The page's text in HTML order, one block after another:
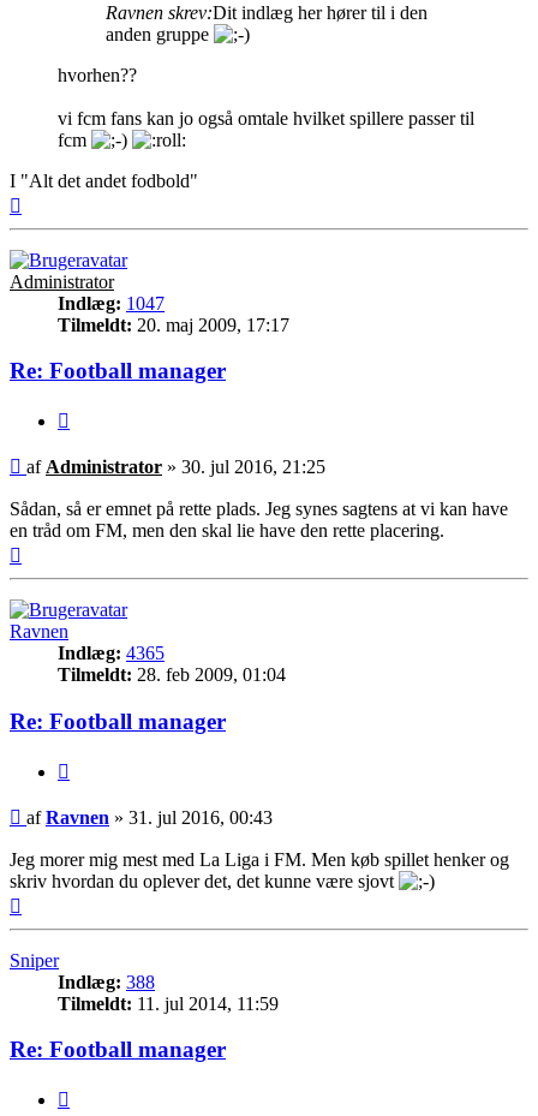
Ravnen skrev:Dit indlæg her hører til i den
anden gruppe
hvorhen??
vi fcm fans kan jo også omtale hvilket spillere passer til
fcm
I "Alt det andet fodbold"
Administrator
Indlæg: 1047
Tilmeldt: 20. maj 2009, 17:17
Re: Football manager
Indlæg
af Administrator » 30. jul 2016, 21:25
Sådan, så er emnet på rette plads. Jeg synes sagtens at vi kan have
en tråd om FM, men den skal lie have den rette placering.
Ravnen
Indlæg: 4365
Tilmeldt: 28. feb 2009, 01:04
Re: Football manager
Indlæg
afRavnen » 31. jul 2016, 00:43
Jeg morer mig mest med La Liga i FM. Men køb spillet henker og
skriv hvordan du oplever det, det kunne være sjovt
Sniper
Indlæg: 388
Tilmeldt: 11. jul 2014, 11:59
Re: Football manager